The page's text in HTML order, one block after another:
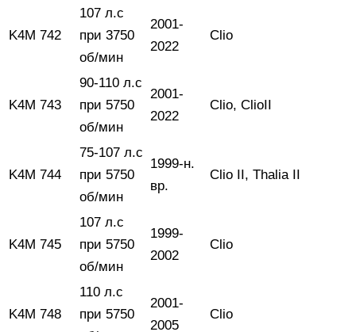
K4M 742
107 л.с
при 3750
об/мин
2001-
2022
Clio
K4M 743
90-110 л.с
при 5750
об/мин
2001-
2022
Clio, ClioII
K4M 744
75-107 л.с
при 5750
об/мин
1999-н.
вр.
Clio II, Thalia II
K4M 745
107 л.с
при 5750
об/мин
1999-
2002
Clio
K4M 748
110 л.с
при 5750
2001-
2005
Clio